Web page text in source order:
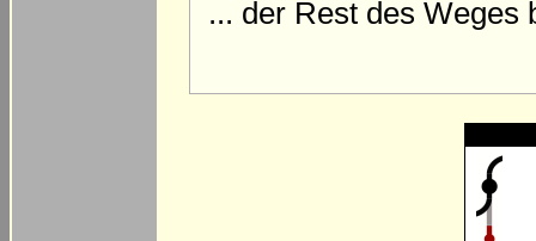
... der Rest des Weges